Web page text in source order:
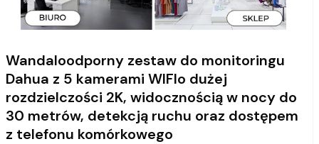
Wandaloodporny zestaw do monitoringu
Dahua z 5 kamerami WIFIo dużej
rozdzielczości 2K, widocznością w nocy do
30 metrów, detekcją ruchu oraz dostępem
z telefonu komórkowego